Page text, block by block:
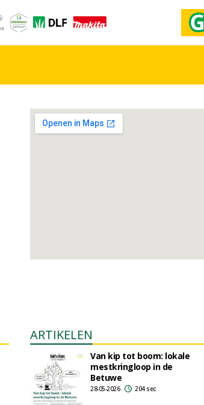
ARTIKELEN
Van kip tot boom: lokale
mestkringloop in de
Betuwe
28-05-2026 204 sec